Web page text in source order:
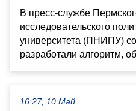
В пресс-службе
исследовательского
университета (ПНИПУ)
разработали алгоритм,
16:27, 10 Май